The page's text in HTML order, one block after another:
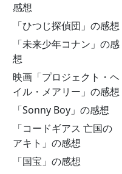
感想
「ひつじ探偵団」の感想
「未来少年コナン」の感
想
映画「プロジェクト・ヘ
イル・メアリー」の感想
「Sonny Boy」の感想
「コードギアス 亡国の
アキト」の感想
「国宝」の感想